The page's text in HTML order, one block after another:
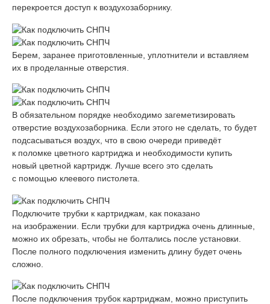
перекроется доступ к воздухозаборнику.
Берем, заранее приготовленные, уплотнители и вставляем
их в проделанные отверстия.
В обязательном порядке необходимо загеметизировать
отверстие воздухозаборника. Если этого не сделать, то будет
подсасываться воздух, что в свою очереди приведёт
к поломке цветного картриджа и необходимости купить
новый цветной картридж. Лучше всего это сделать
с помощью клеевого пистолета.
Подключите трубки к картриджам, как показано
на изображении. Если трубки для картриджа очень длинные,
можно их обрезать, чтобы не болтались после установки.
После полного подключения изменить длину будет очень
сложно.
После подключения трубок картриджам, можно приступить